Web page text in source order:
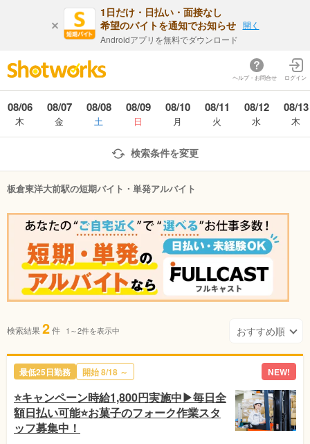
1日だけ・日払い・面接なし
希望のバイトを通知でお知らせ
Androidアプリを無料でダウンロード
開く
ヘルプ・お問合せ ログイン
08/06
木
08/07
金
08/08
土
08/09
日
08/10
月
08/11
火
08/12
水
08/13
木
検索条件を変更
板倉東洋大前駅の短期バイト・単発アルバイト
検索結果2件 1～2件を表示中
最低25日勤務 開始 8/18 ～ NEW!
⭐キャンペーン時給1,800円実施中▶毎日全
額日払い可能⭐お菓子のフォーク作業スタ
ッフ募集中！